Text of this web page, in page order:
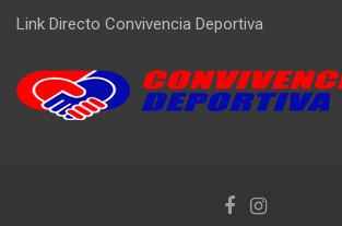
Link Directo Convivencia Deportiva